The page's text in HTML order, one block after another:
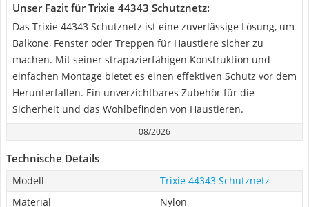
Unser Fazit für Trixie 44343 Schutznetz:
Das Trixie 44343 Schutznetz ist eine zuverlässige Lösung, um
Balkone, Fenster oder Treppen für Haustiere sicher zu
machen. Mit seiner strapazierfähigen Konstruktion und
einfachen Montage bietet es einen effektiven Schutz vor dem
Herunterfallen. Ein unverzichtbares Zubehör für die
Sicherheit und das Wohlbefinden von Haustieren.
08/2026
Technische Details
Modell
Trixie 44343 Schutznetz
Material
Nylon